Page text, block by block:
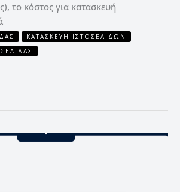
το κόστος για κατασκευή
ΚΑΤΑΣΚΕΥΉ ΙΣΤΟΣΕΛΊΔΩΝ